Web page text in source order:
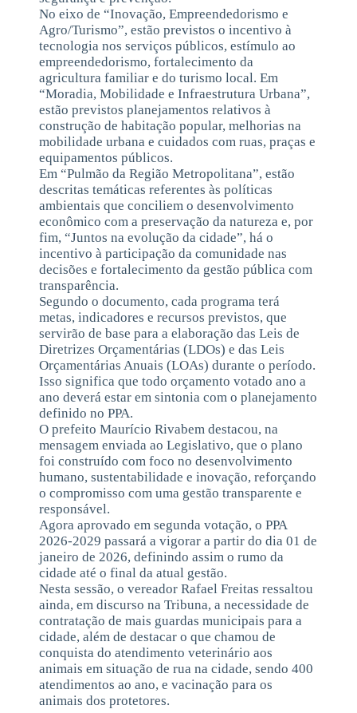
No eixo de “Inovação, Empreendedorismo e
Agro/Turismo”, estão previstos o incentivo à
tecnologia nos serviços públicos, estímulo ao
empreendedorismo, fortalecimento da
agricultura familiar e do turismo local. Em
“Moradia, Mobilidade e Infraestrutura Urbana”,
estão previstos planejamentos relativos à
construção de habitação popular, melhorias na
mobilidade urbana e cuidados com ruas, praças e
equipamentos públicos.
Em “Pulmão da Região Metropolitana”, estão
descritas temáticas referentes às políticas
ambientais que conciliem o desenvolvimento
econômico com a preservação da natureza e, por
fim, “Juntos na evolução da cidade”, há o
incentivo à participação da comunidade nas
decisões e fortalecimento da gestão pública com
transparência.
Segundo o documento, cada programa terá
metas, indicadores e recursos previstos, que
servirão de base para a elaboração das Leis de
Diretrizes Orçamentárias (LDOs) e das Leis
Orçamentárias Anuais (LOAs) durante o período.
Isso significa que todo orçamento votado ano a
ano deverá estar em sintonia com o planejamento
definido no PPA.
O prefeito Maurício Rivabem destacou, na
mensagem enviada ao Legislativo, que o plano
foi construído com foco no desenvolvimento
humano, sustentabilidade e inovação, reforçando
o compromisso com uma gestão transparente e
responsável.
Agora aprovado em segunda votação, o PPA
2026-2029 passará a vigorar a partir do dia 01 de
janeiro de 2026, definindo assim o rumo da
cidade até o final da atual gestão.
Nesta sessão, o vereador Rafael Freitas ressaltou
ainda, em discurso na Tribuna, a necessidade de
contratação de mais guardas municipais para a
cidade, além de destacar o que chamou de
conquista do atendimento veterinário aos
animais em situação de rua na cidade, sendo 400
atendimentos ao ano, e vacinação para os
animais dos protetores.